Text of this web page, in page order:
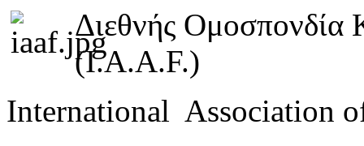
Διεθνής Ομοσπονδία
(I.A.A.F.)
International Association